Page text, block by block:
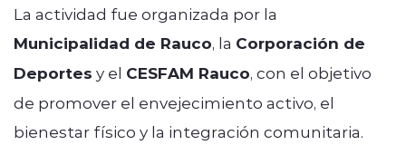
La actividad fue organizada por la
Municipalidad de Rauco, la Corporación de
Deportes y el CESFAM Rauco, con el objetivo
de promover el envejecimiento activo, el
bienestar físico y la integración comunitaria.